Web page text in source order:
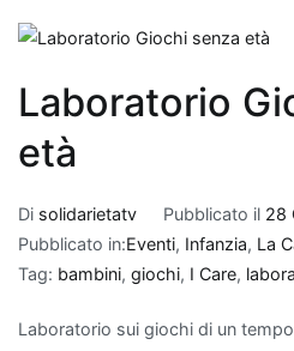
Laboratorio
età
Di solidarietatv Pubblicato il 28
Pubblicato in:Eventi, Infanzia, La
Tag: bambini, giochi, I Care,
Laboratorio sui giochi di un